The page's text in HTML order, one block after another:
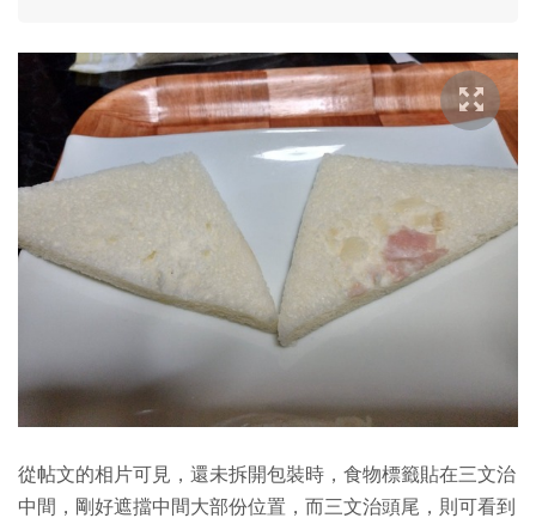
從帖文的相片可見，還未拆開包裝時，食物標籤貼在三文治
中間，剛好遮擋中間大部份位置，而三文治頭尾，則可看到